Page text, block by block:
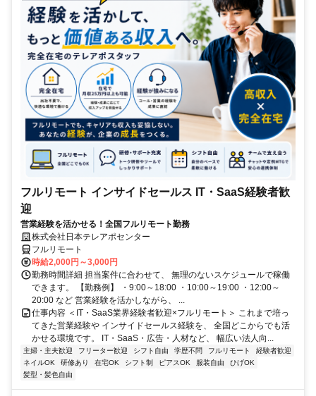
フルリモート インサイドセールス IT・SaaS経験者歓
迎
営業経験を活かせる！全国フルリモート勤務
株式会社日本テレアポセンター
フルリモート
時給2,000円～3,000円
勤務時間詳細 担当案件に合わせて、 無理のないスケジュールで稼働
できます。 【勤務例】 ・9:00～18:00 ・10:00～19:00 ・12:00～
20:00 など 営業経験を活かしながら、 ...
仕事内容 ＜IT・SaaS業界経験者歓迎×フルリモート＞ これまで培っ
てきた営業経験や インサイドセールス経験を、 全国どこからでも活
かせる環境です。 IT・SaaS・広告・人材など、 幅広い法人向...
主婦・主夫歓迎 フリーター歓迎 シフト自由 学歴不問 フルリモート
経験者歓迎
ネイルOK
研修あり 在宅OK シフト制 ピアスOK 服装自由
ひげOK
髪型・髪色自由